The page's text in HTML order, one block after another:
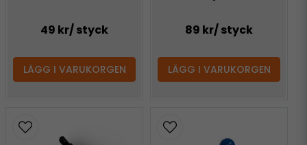
49 kr/ styck
LÄGG I VARUKORGEN
89 kr/ styck
LÄGG I VARUKORGEN